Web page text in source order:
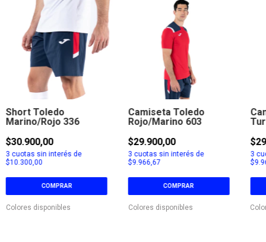
Short Toledo
Marino/Rojo 336
$30.900,00
3 cuotas sin interés de
$10.300,00
COMPRAR
Colores disponibles
Camiseta Toledo
Rojo/Marino 603
$29.900,00
3 cuotas sin interés de
$9.966,67
COMPRAR
Colores disponibles
3